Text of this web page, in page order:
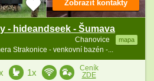
- hideandseek - Šumava
Chanovice mapa
Strakonice - venkovní bazén -...
Zobrazit kontakty
1x
Ceník
ZDE